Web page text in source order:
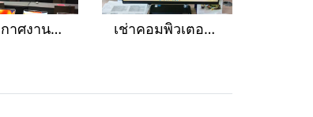
บรรยากาศงานติดตั้ง Mac ภายในงาน Netflix เช่าคอมพิวเตอร์รายวัน